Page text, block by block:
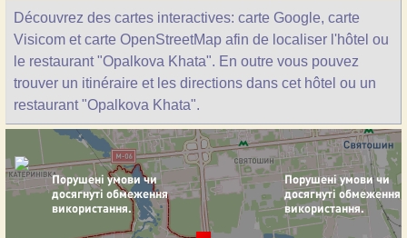
Découvrez des cartes interactives: carte Google, carte
Visicom et carte OpenStreetMap afin de localiser l'hôtel ou
le restaurant "Opalkova Khata". En outre vous pouvez
trouver un itinéraire et les directions dans cet hôtel ou un
restaurant "Opalkova Khata".